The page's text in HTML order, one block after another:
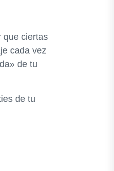
que ciertas
cada vez
de tu
de tu